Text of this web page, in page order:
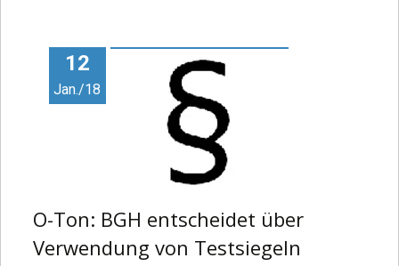
12
Jan./18
O-Ton: BGH entscheidet über
Verwendung von Testsiegeln